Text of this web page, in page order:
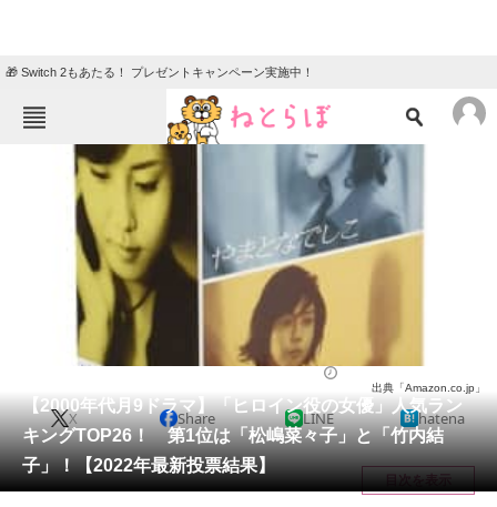
🎁 Switch 2もあたる！ プレゼントキャンペーン実施中！
ねとらぼメニュー
地域
教育・育児
リサーチ
会員記事
メディア
注目記事を集めた総合ページ
【2000年代月9ドラマ】「ヒロイン役の女優」人気ラン
キングTOP26！ 第1位は「松嶋菜々子」と「竹内結
子」！【2022年最新投票結果】
出典「Amazon.co.jp」
X Share LINE hatena
目次を表示